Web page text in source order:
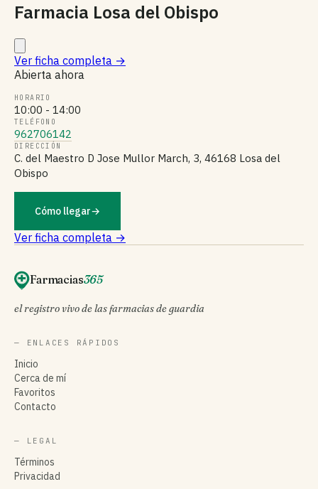
Farmacia Losa del Obispo
Ver ficha completa →
Abierta ahora
HORARIO
10:00 - 14:00
TELÉFONO
962706142
DIRECCIÓN
C. del Maestro D Jose Mullor March, 3, 46168 Losa del
Obispo
Cómo llegar→
Ver ficha completa →
Farmacias365
el registro vivo de las farmacias de guardia
— ENLACES RÁPIDOS
Inicio
Cerca de mí
Favoritos
Contacto
— LEGAL
Términos
Privacidad